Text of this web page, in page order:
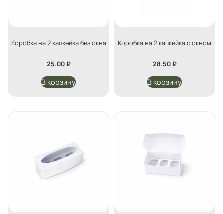
Коробка на 2 капкейка без окна
25.00 ₽
В корзину
Коробка на 2 капкейка с окном
28.50 ₽
В корзину